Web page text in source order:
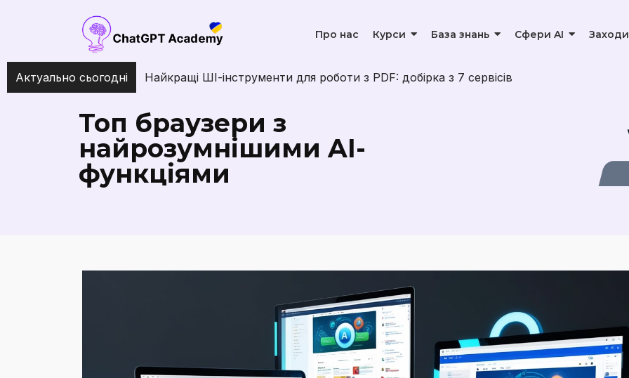
Про нас Курси База знань Сфери AI Заходи
Актуально сьогодні Твій ідеальний тиждень: планування з ChatGPT за 10 хвилин
Топ браузери з
найрозумнішими AI-
функціями